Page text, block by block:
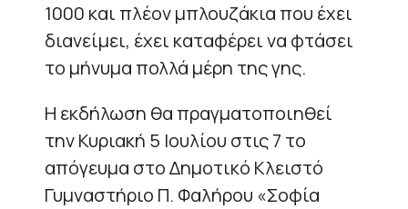
1000 και πλέον μπλουζάκια που έχει
διανείμει, έχει καταφέρει να φτάσει
το μήνυμα πολλά μέρη της γης.
Η εκδήλωση θα πραγματοποιηθεί
την Κυριακή 5 Ιουλίου στις 7 το
απόγευμα στο Δημοτικό Κλειστό
Γυμναστήριο Π. Φαλήρου «Σοφία